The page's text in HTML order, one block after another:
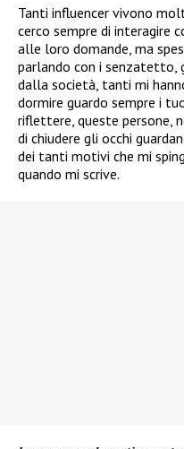
Tanti influencer vivono
cerco sempre di interagire
alle loro domande, ma
parlando con i senzatetto,
dalla società, tanti mi
dormire guardo sempre i
riflettere, queste persone,
di chiudere gli occhi
dei tanti motivi che mi
quando mi scrive.